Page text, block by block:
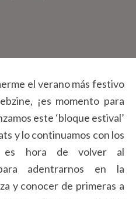
el verano más festivo
¡es momento para
este ‘bloque estival’
y lo continuamos con los
es hora de volver al
adentrarnos en la
y conocer de primeras a